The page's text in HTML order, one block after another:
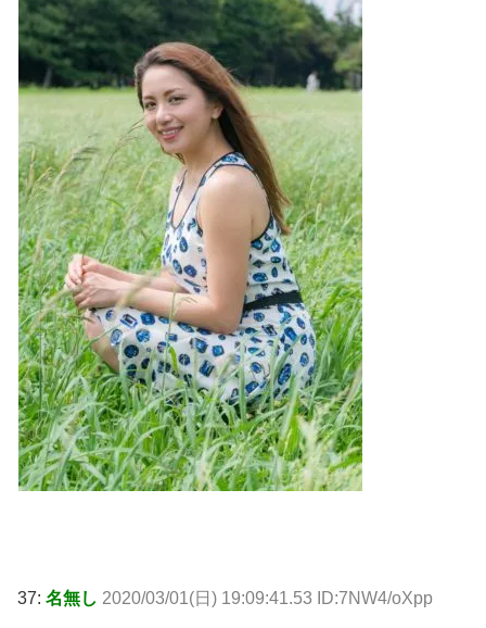
37: 名無し 2020/03/01(日) 19:09:41.53 ID:7NW4/oXpp